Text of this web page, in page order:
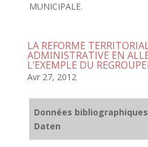
MUNICIPALE.
LA REFORME
ADMINISTRATIVE EN
L’EXEMPLE DU
Avr 27, 2012
Données
Daten